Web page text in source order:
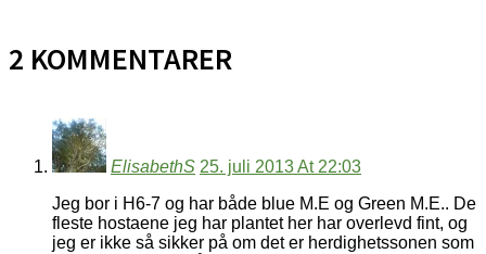
2 KOMMENTARER
ElisabethS 25. juli 2013 At 22:03
Jeg bor i H6-7 og har både blue M.E og Green M.E.. De
fleste hostaene jeg har plantet her har overlevd fint, og
jeg er ikke så sikker på om det er herdighetssonen som